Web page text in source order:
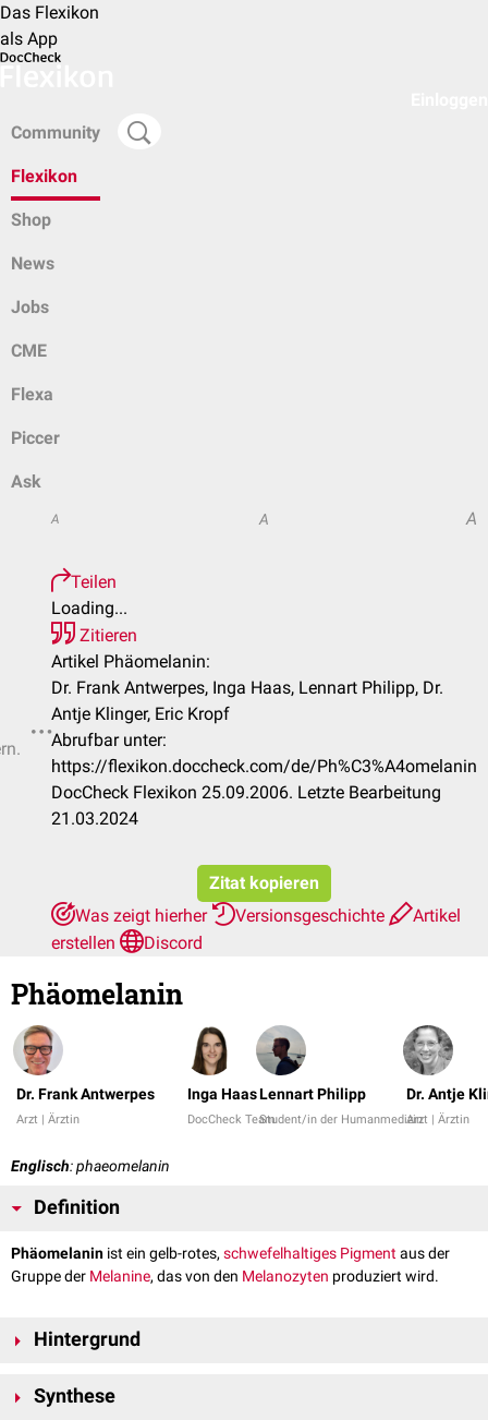
Das Flexikon
als App
Community
Flexikon
Shop
News
Jobs
CME
Flexa
Piccer
Ask
A A A
Teilen
Loading...
Zitieren
Artikel Phäomelanin:
Dr. Frank Antwerpes, Inga Haas, Lennart Philipp, Dr.
Antje Klinger, Eric Kropf
Abrufbar unter:
https://flexikon.doccheck.com/de/Ph%C3%A4omelanin
DocCheck Flexikon 25.09.2006. Letzte Bearbeitung
21.03.2024
Zitat kopieren
Was zeigt hierher
Versionsgeschichte
Artikel
erstellen
Discord
Phäomelanin
Dr. Frank Antwerpes
Arzt | Ärztin
Inga Haas
DocCheck Team
Lennart Philipp
Student/in der Humanmedizin
Dr. Antje
Arzt | Ärztin
Englisch: phaeomelanin
Definition
Phäomelanin ist ein gelb-rotes, schwefelhaltiges Pigmentaus der
Gruppe der Melanine, das von den Melanozyten produziert wird.
Hintergrund
Haarfarbedes Menschen. Phäomelanin dominiert in rotem, hellblondem
Synthese